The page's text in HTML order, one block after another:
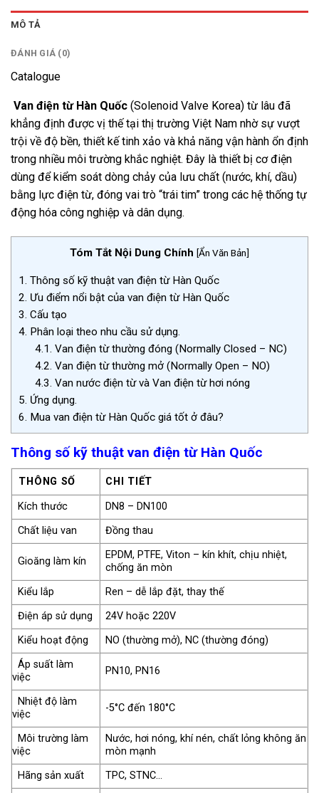
MÔ TẢ
ĐÁNH GIÁ (0)
Catalogue
Van điện từ Hàn Quốc (Solenoid Valve Korea) từ lâu đã
khẳng định được vị thế tại thị trường Việt Nam nhờ sự vượt
trội về độ bền, thiết kế tinh xảo và khả năng vận hành ổn định
trong nhiều môi trường khắc nghiệt. Đây là thiết bị cơ điện
dùng để kiểm soát dòng chảy của lưu chất (nước, khí, dầu)
bằng lực điện từ, đóng vai trò “trái tim” trong các hệ thống tự
động hóa công nghiệp và dân dụng.
Tóm Tắt Nội Dung Chính [Ẩn Văn Bản]
1. Thông số kỹ thuật van điện từ Hàn Quốc
2. Ưu điểm nổi bật của van điện từ Hàn Quốc
3. Cấu tạo
4. Phân loại theo nhu cầu sử dụng.
4.1. Van điện từ thường đóng (Normally Closed – NC)
4.2. Van điện từ thường mở (Normally Open – NO)
4.3. Van nước điện từ và Van điện từ hơi nóng
5. Ứng dụng.
6. Mua van điện từ Hàn Quốc giá tốt ở đâu?
Thông số kỹ thuật van điện từ Hàn Quốc
THÔNG SỐ CHI TIẾT
Kích thước
DN8 – DN100
Chất liệu van
Đồng thau
Gioăng làm kín
EPDM, PTFE, Viton – kín khít, chịu nhiệt,
chống ăn mòn
Kiểu lắp
Ren – dễ lắp đặt, thay thế
Điện áp sử dụng
24V hoặc 220V
Kiểu hoạt động
NO (thường mở), NC (thường đóng)
Áp suất làm
việc
PN10, PN16
Nhiệt độ làm
việc
-5°C đến 180°C
Môi trường làm
việc
Nước, hơi nóng, khí nén, chất lỏng không ăn
mòn mạnh
Hãng sản xuất
TPC, STNC…